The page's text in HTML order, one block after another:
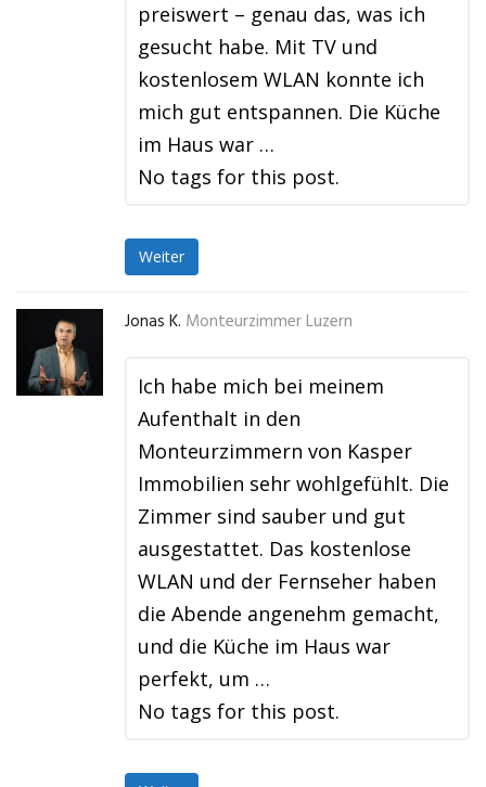
preiswert – genau das, was ich
gesucht habe. Mit TV und
kostenlosem WLAN konnte ich
mich gut entspannen. Die Küche
im Haus war …
No tags for this post.
Weiter
Jonas K. Monteurzimmer Luzern
Ich habe mich bei meinem
Aufenthalt in den
Monteurzimmern von Kasper
Immobilien sehr wohlgefühlt. Die
Zimmer sind sauber und gut
ausgestattet. Das kostenlose
WLAN und der Fernseher haben
die Abende angenehm gemacht,
und die Küche im Haus war
perfekt, um …
No tags for this post.